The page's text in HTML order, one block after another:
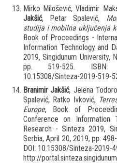
Mirko Milošević, Vladimir
Jakšić, Petar Spalević,
studija i mobilna uključenja
Book of Proceedings -
Information Technology and
2019, Singidunum University,
pp. 519-525. ISBN:
10.15308/Sinteza-2019-519-
Branimir Jakšić, Jelena
Spalević, Ratko Ivković,
Europe, Book of
Conference on Information
Research - Sinteza 2019,
Serbia, April 20, 2019, pp.
DOI: 10.15308/Sinteza-2019-
http://